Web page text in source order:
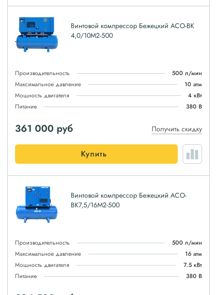
Винтовой компрессор Бежецкий АСО-ВК
4,0/10М2-500
Производительность
500 л/мин
Максимальное давление
10 атм
Мощность двигателя
4 кВт
Питание
380 В
361 000 руб Получить скидку
Купить
Винтовой компрессор Бежецкий АСО-
ВК7,5/16М2-500
Производительность
500 л/мин
Максимальное давление
16 атм
Мощность двигателя
7.5 кВт
Питание
380 В